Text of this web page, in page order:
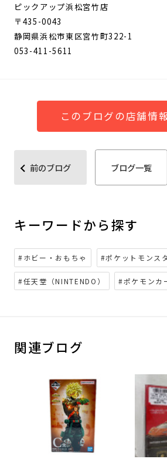
ピックアップ浜松宮竹店
〒435-0043
静岡県浜松市東区宮竹町322-1
053-411-5611
このブログの店舗情
前のブログ ブログ一覧
キーワードから探す
#ホビー・おもちゃ #ポケットモンス
#任天堂（NINTENDO） #ポケモンカ
関連ブログ